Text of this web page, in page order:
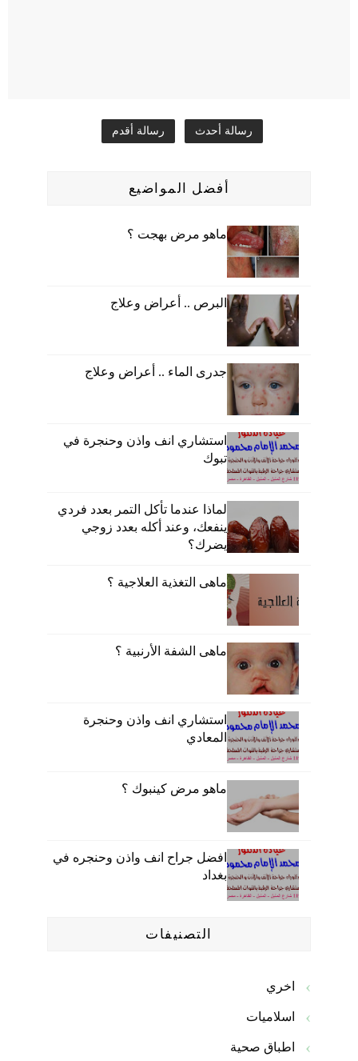
رسالة أحدث رسالة أقدم
أفضل المواضيع
ماهو مرض بهجت ؟
البرص .. أعراض وعلاج
جدرى الماء .. أعراض وعلاج
استشاري انف واذن وحنجرة في
تبوك
لماذا عندما تأكل التمر بعدد فردي
ينفعك، وعند أكله بعدد زوجي
يضرك؟
ماهى التغذية العلاجية ؟
ماهى الشفة الأرنبية ؟
استشاري انف واذن وحنجرة
المعادي
ماهو مرض كينبوك ؟
افضل جراح انف واذن وحنجره في
بغداد
التصنيفات
اخري
اسلاميات
اطباق صحية